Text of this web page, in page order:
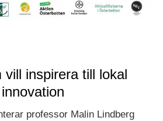
vill inspirera till lokal
professor Malin Lindberg